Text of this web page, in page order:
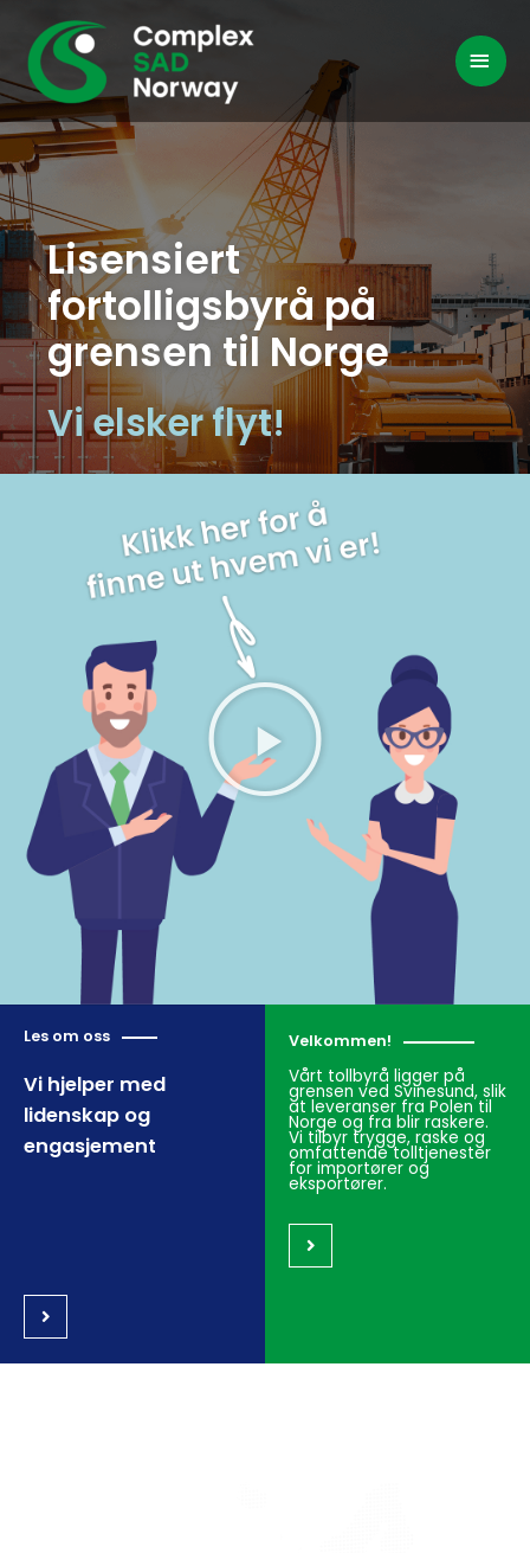
Lisensiert
fortolligsbyrå på
grensen til Norge
Vi elsker flyt!
Les om oss
Vi hjelper med
lidenskap og
engasjement
Velkommen!
Vårt tollbyrå ligger på
grensen ved Svinesund, slik
at leveranser fra Polen til
Norge og fra blir raskere.
Vi tilbyr trygge, raske og
omfattende tolltjenester
for importører og
eksportører.